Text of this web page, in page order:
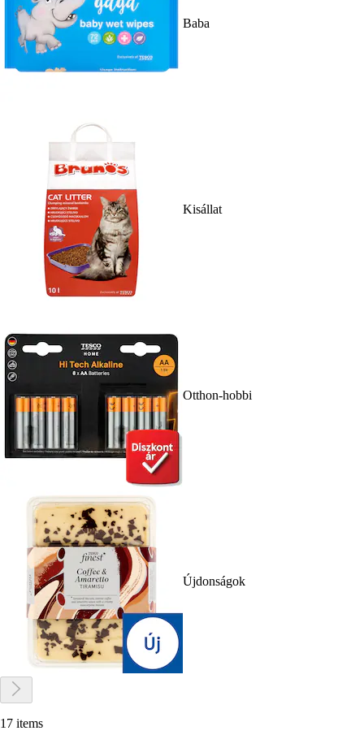
Baba
Kisállat
Otthon-hobbi
Újdonságok
17 items